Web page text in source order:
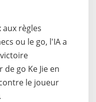
règles
ou le go, l'IA a
go Ke Jie en
le joueur